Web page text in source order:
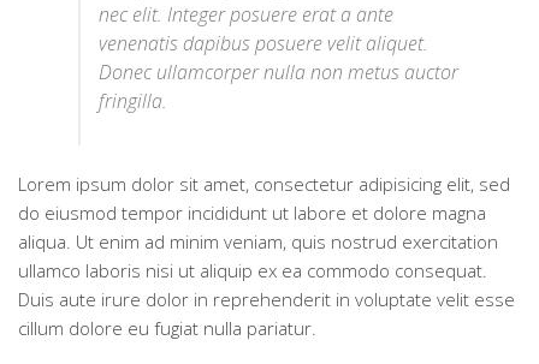
nec elit. Integer posuere erat a ante
venenatis dapibus posuere velit aliquet.
Donec ullamcorper nulla non metus auctor
fringilla.
Lorem ipsum dolor sit amet, consectetur adipisicing elit, sed
do eiusmod tempor incididunt ut labore et dolore magna
aliqua. Ut enim ad minim veniam, quis nostrud exercitation
ullamco laboris nisi ut aliquip ex ea commodo consequat.
Duis aute irure dolor in reprehenderit in voluptate velit esse
cillum dolore eu fugiat nulla pariatur.